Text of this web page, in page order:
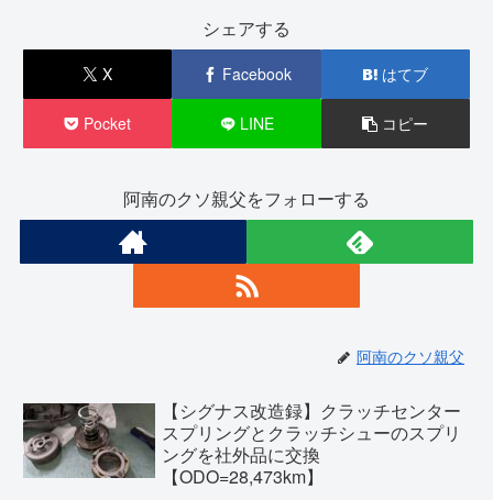
シェアする
X Facebook はてブ
Pocket LINE コピー
阿南のクソ親父をフォローする
阿南のクソ親父
【シグナス改造録】クラッチセンター
スプリングとクラッチシューのスプリ
ングを社外品に交換
【ODO=28,473km】